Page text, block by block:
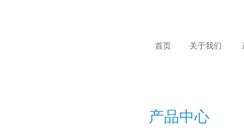
首页 关于我们
产品中心